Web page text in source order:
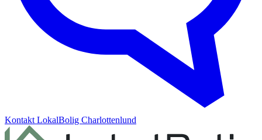
Kontakt LokalBolig Charlottenlund